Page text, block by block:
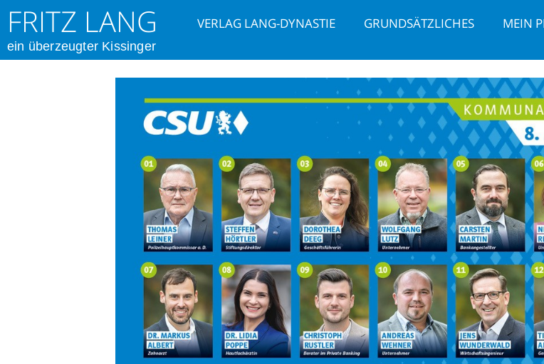
FRITZ LANG
ein überzeugter Kissinger
VERLAG LANG-DYNASTIE GRUNDSÄTZLICHES MEIN